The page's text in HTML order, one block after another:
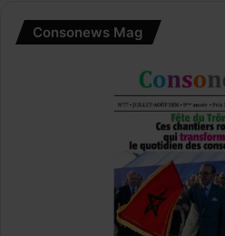
Consonews Mag